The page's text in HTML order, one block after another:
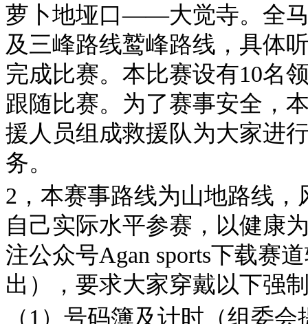
萝卜地垭口——大觉寺。全
及三峰路线鹫峰路线，具体
完成比赛。本比赛设有10名
跟随比赛。为了赛事安全，
援人员组成救援队为大家进
务。
2，本赛事路线为山地路线
自己实际水平参赛，以健康
注公众号Agan sports下载赛
出），要求大家穿戴以下强
（1）号码簿及计时（组委会